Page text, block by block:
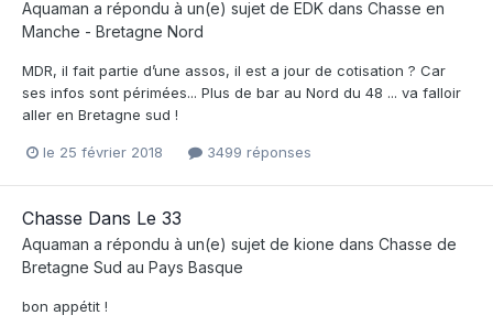
Aquaman a répondu à un(e) sujet de EDK dans Chasse en
Manche - Bretagne Nord
MDR, il fait partie d’une assos, il est a jour de cotisation ? Car
ses infos sont périmées... Plus de bar au Nord du 48 ... va falloir
aller en Bretagne sud !
le 25 février 2018 3499 réponses
Chasse Dans Le 33
Aquaman a répondu à un(e) sujet de kione dans Chasse de
Bretagne Sud au Pays Basque
bon appétit !